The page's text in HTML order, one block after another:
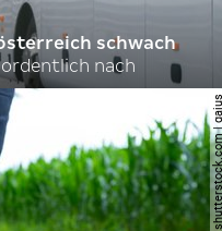
schwach
nach
©